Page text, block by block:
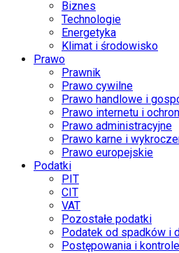
Biznes
Technologie
Energetyka
Klimat i środowisko
Prawo
Prawnik
Prawo cywilne
Prawo handlowe i
Prawo internetu i
Prawo administracyjne
Prawo karne i
Prawo europejskie
Podatki
PIT
CIT
VAT
Pozostałe podatki
Podatek od spadków i
Postępowania i